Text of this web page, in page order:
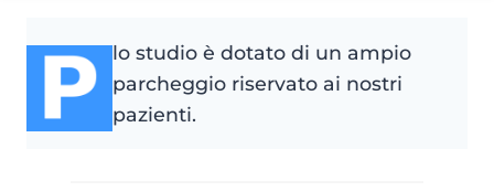
lo studio è dotato di un ampio
parcheggio riservato ai nostri
pazienti.